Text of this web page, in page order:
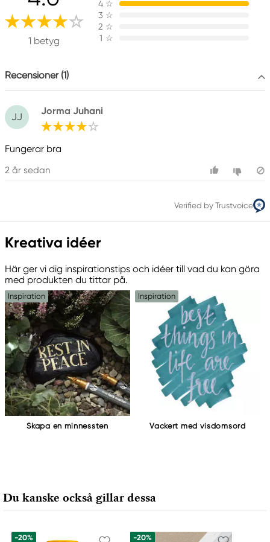
Panduro
205 14 Malmö, Sweden
www.panduro.com
1 betyg
4 ☆
3 ☆
2 ☆
1 ☆
Recensioner (1)
JJ
Jorma Juhani
Fungerar bra
2 år sedan
Verified by Trustvoice
Kreativa idéer
Här ger vi dig inspirationstips och idéer till vad du kan göra
med produkten du tittar på.
Inspiration
Skapa en minnessten
Inspiration
Vackert med visdomsord
Du kanske också gillar dessa
-20% -20%